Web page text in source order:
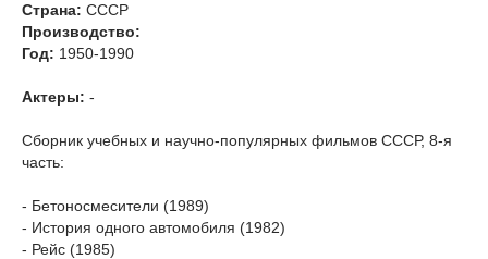
Страна: СССР
Производство:
Год: 1950-1990
Актеры: -
Сборник учебных и научно-популярных фильмов СССР, 8-я
часть:
- Бетоносмесители (1989)
- История одного автомобиля (1982)
- Рейс (1985)